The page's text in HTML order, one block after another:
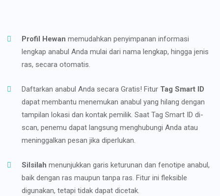
Profil Hewan memudahkan penyimpanan informasi
lengkap anabul Anda mulai dari nama lengkap, hingga jenis
ras, secara otomatis.
Daftarkan anabul Anda secara Gratis! Fitur Tag Smart ID
dapat membantu menemukan anabul yang hilang dengan
tampilan lokasi dan kontak pemilik. Saat Tag Smart ID di-
scan, penemu dapat langsung menghubungi Anda atau
meninggalkan pesan jika diperlukan.
Silsilah menunjukkan garis keturunan dan fenotipe anabul,
baik dengan ras maupun tanpa ras. Fitur ini fleksible
digunakan, tetapi tidak dapat dicetak.